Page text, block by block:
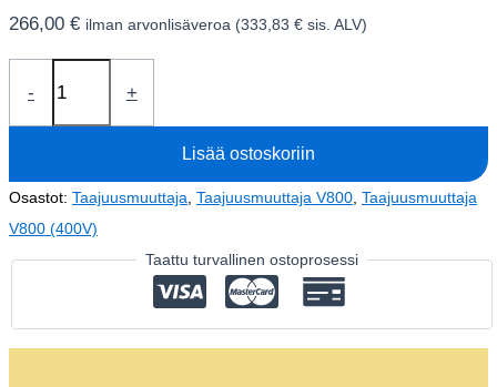
266,00 € ilman arvonlisäveroa (333,83 € sis. ALV)
-
2,2kW
(400V)
määrä
+
Lisää ostoskoriin
Osastot: Taajuusmuuttaja Taajuusmuuttaja V800 Taajuusmuuttaja
V800 (400V)
Taattu turvallinen ostoprosessi